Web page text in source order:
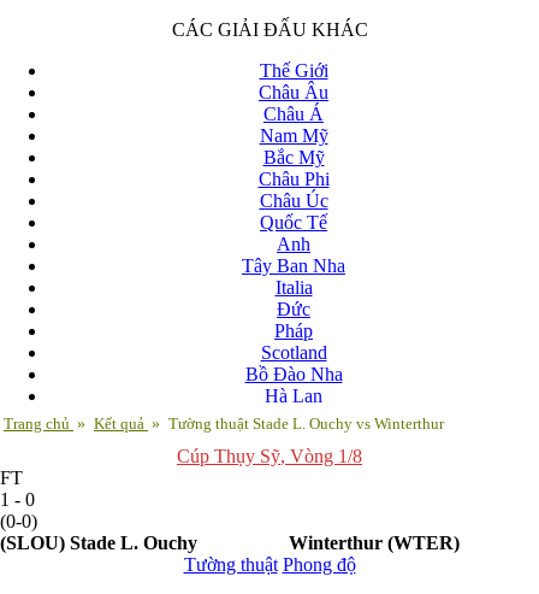
CÁC GIẢI ĐẤU KHÁC
Thế Giới
Châu Âu
Châu Á
Nam Mỹ
Bắc Mỹ
Châu Phi
Châu Úc
Quốc Tế
Anh
Tây Ban Nha
Italia
Đức
Pháp
Scotland
Bồ Đào Nha
Hà Lan
Nga
Andorra
Belarus
Bosnia-Herzgovina
Trang chủ » Kết quả » Tường thuật Stade L. Ouchy vs Winterthur
Cúp Thụy Sỹ, Vòng 1/8
FT
1 - 0
(0-0)
(SLOU) Stade L. Ouchy Winterthur (WTER)
Tường thuật Phong độ